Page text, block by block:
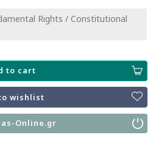
Rights / Constitutional
to cart
wishlist
Online.gr